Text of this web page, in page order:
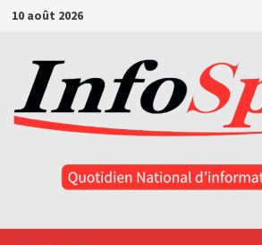
Passer
contenu
10 août 2026